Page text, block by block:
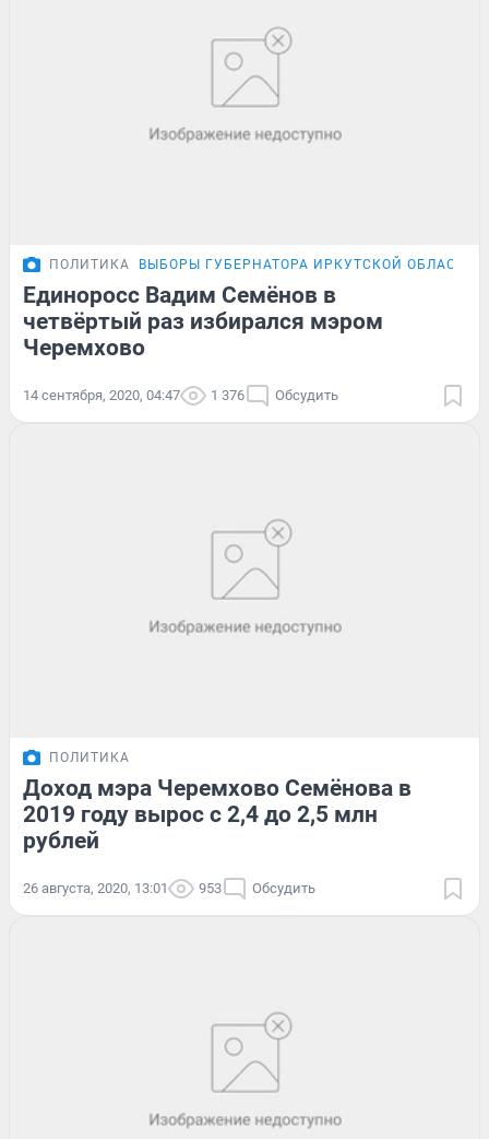
ПОЛИТИКА ВЫБОРЫ ГУБЕРНАТОРА ИРКУТСКОЙ ОБЛАСТИ
Единоросс Вадим Семёнов в
четвёртый раз избирался мэром
Черемхово
14 сентября, 2020, 04:47 1 376 Обсудить
ПОЛИТИКА
Доход мэра Черемхово Семёнова в
2019 году вырос с 2,4 до 2,5 млн
рублей
26 августа, 2020, 13:01 953 Обсудить